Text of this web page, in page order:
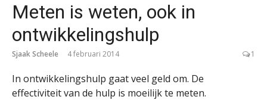
Meten is weten, ook in
ontwikkelingshulp
Sjaak Scheele 4 februari 2014 1
In ontwikkelingshulp gaat veel geld om. De
effectiviteit van de hulp is moeilijk te meten.